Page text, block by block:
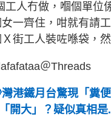
工人冇做，嗰個單位
一齊住，咁就有請
街工人裝咗喺袋，
＠Threads
港鐵月台驚現「糞
開大」？疑似真相是